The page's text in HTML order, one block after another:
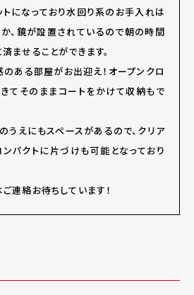
になっており水回り系のお手入れは
、鏡が設置されているので朝の時間
ませることができます。
ある部屋がお出迎え！オープンクロ
てそのままコートをかけて収納もで
うえにもスペースがあるので、クリア
パクトに片づけも可能となっており
連絡お待ちしています！